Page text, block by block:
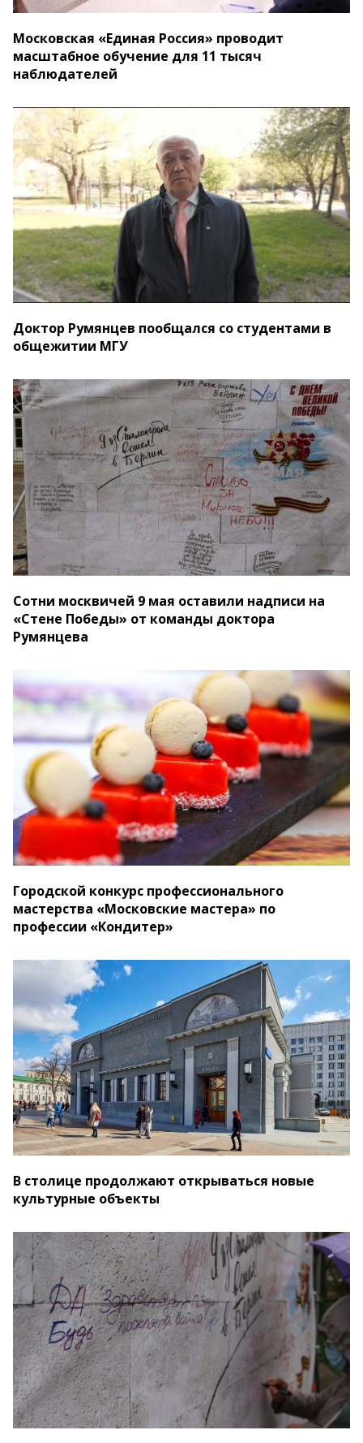
Московская «Единая Россия» проводит
масштабное обучение для 11 тысяч
наблюдателей
Доктор Румянцев пообщался со студентами в
общежитии МГУ
Сотни москвичей 9 мая оставили надписи на
«Стене Победы» от команды доктора
Румянцева
Городской конкурс профессионального
мастерства «Московские мастера» по
профессии «Кондитер»
В столице продолжают открываться новые
культурные объекты